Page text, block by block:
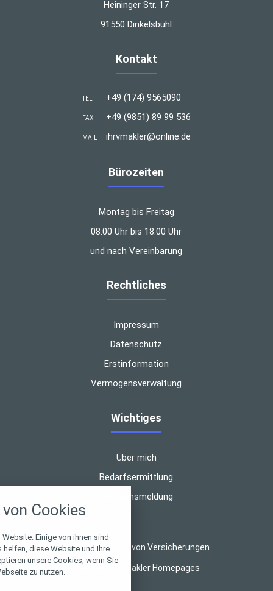
Heininger Str. 17
91550 Dinkelsbühl
Kontakt
TEL +49 (174) 9565090
FAX +49 (9851) 89 99 536
MAIL ihrvmakler@online.de
Bürozeiten
Montag bis Freitag
08:00 Uhr bis 18:00 Uhr
und nach Vereinbarung
Rechtliches
Impressum
Datenschutz
Erstinformation
Vermögensverwaltung
Wichtiges
Über mich
Bedarfsermittlung
Schadensmeldung
© 2026 Beratung von Versicherungen
Makler Homepages
Cookies
Einige von ihnen sind
diese Website und Ihre
unsere Cookies, wenn Sie
zu nutzen.
folgende Kategorien zu
Notwendig
Performance